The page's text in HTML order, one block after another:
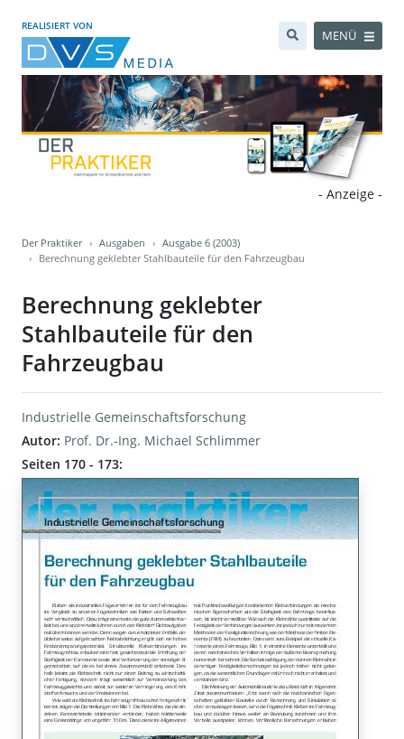
REALISIERT VON
MENÜ
- Anzeige -
Der Praktiker Ausgaben
Ausgabe 6 (2003)
Berechnung geklebter Stahlbauteile für den Fahrzeugbau
Berechnung geklebter
Stahlbauteile für den
Fahrzeugbau
Industrielle Gemeinschaftsforschung
Autor: Prof. Dr.-Ing. Michael Schlimmer
Seiten 170 - 173: